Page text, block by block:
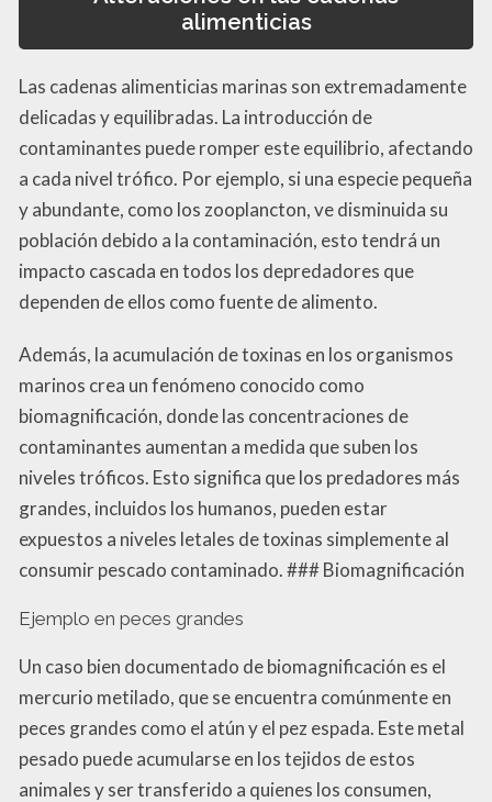
alimenticias
Las cadenas alimenticias marinas son extremadamente
delicadas y equilibradas. La introducción de
contaminantes puede romper este equilibrio, afectando
a cada nivel trófico. Por ejemplo, si una especie pequeña
y abundante, como los zooplancton, ve disminuida su
población debido a la contaminación, esto tendrá un
impacto cascada en todos los depredadores que
dependen de ellos como fuente de alimento.
Además, la acumulación de toxinas en los organismos
marinos crea un fenómeno conocido como
biomagnificación, donde las concentraciones de
contaminantes aumentan a medida que suben los
niveles tróficos. Esto significa que los predadores más
grandes, incluidos los humanos, pueden estar
expuestos a niveles letales de toxinas simplemente al
consumir pescado contaminado. ### Biomagnificación
Ejemplo en peces grandes
Un caso bien documentado de biomagnificación es el
mercurio metilado, que se encuentra comúnmente en
peces grandes como el atún y el pez espada. Este metal
pesado puede acumularse en los tejidos de estos
animales y ser transferido a quienes los consumen,